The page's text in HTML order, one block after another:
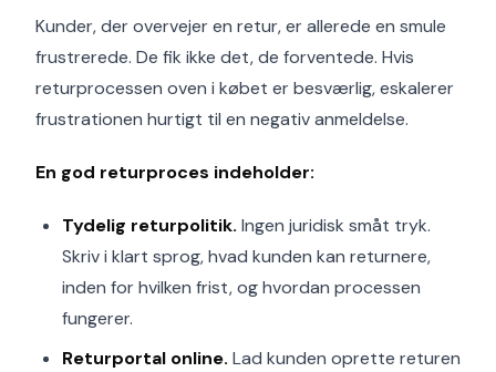
Kunder, der overvejer en retur, er allerede en smule
frustrerede. De fik ikke det, de forventede. Hvis
returprocessen oven i købet er besværlig, eskalerer
frustrationen hurtigt til en negativ anmeldelse.
En god returproces indeholder:
Tydelig returpolitik. Ingen juridisk småt tryk.
Skriv i klart sprog, hvad kunden kan returnere,
inden for hvilken frist, og hvordan processen
fungerer.
Returportal online. Lad kunden oprette returen